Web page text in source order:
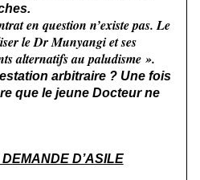
en question n’existe pas. Le
le Dr Munyangi et ses
alternatifs au paludisme ».
arbitraire ? Une fois
que le jeune Docteur ne
D’ASILE